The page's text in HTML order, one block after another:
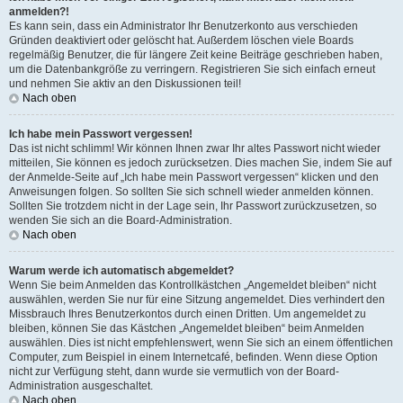
anmelden?!
Es kann sein, dass ein Administrator Ihr Benutzerkonto aus verschieden
Gründen deaktiviert oder gelöscht hat. Außerdem löschen viele Boards
regelmäßig Benutzer, die für längere Zeit keine Beiträge geschrieben haben,
um die Datenbankgröße zu verringern. Registrieren Sie sich einfach erneut
und nehmen Sie aktiv an den Diskussionen teil!
Nach oben
Ich habe mein Passwort vergessen!
Das ist nicht schlimm! Wir können Ihnen zwar Ihr altes Passwort nicht wieder
mitteilen, Sie können es jedoch zurücksetzen. Dies machen Sie, indem Sie auf
der Anmelde-Seite auf „Ich habe mein Passwort vergessen“ klicken und den
Anweisungen folgen. So sollten Sie sich schnell wieder anmelden können.
Sollten Sie trotzdem nicht in der Lage sein, Ihr Passwort zurückzusetzen, so
wenden Sie sich an die Board-Administration.
Nach oben
Warum werde ich automatisch abgemeldet?
Wenn Sie beim Anmelden das Kontrollkästchen „Angemeldet bleiben“ nicht
auswählen, werden Sie nur für eine Sitzung angemeldet. Dies verhindert den
Missbrauch Ihres Benutzerkontos durch einen Dritten. Um angemeldet zu
bleiben, können Sie das Kästchen „Angemeldet bleiben“ beim Anmelden
auswählen. Dies ist nicht empfehlenswert, wenn Sie sich an einem öffentlichen
Computer, zum Beispiel in einem Internetcafé, befinden. Wenn diese Option
nicht zur Verfügung steht, dann wurde sie vermutlich von der Board-
Administration ausgeschaltet.
Nach oben